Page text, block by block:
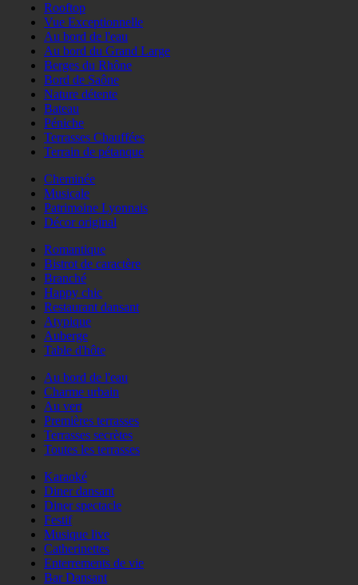
Rooftop
Vue Exceptionnelle
Au bord de l'eau
Au bord du Grand Large
Berges du Rhône
Bord de Saône
Nature détente
Bateau
Péniche
Terrasses Chauffées
Terrain de pétanque
Cheminée
Musicale
Patrimoine Lyonnais
Décor original
Romantique
Bistrot de caractère
Branché
Happy chic
Restaurant dansant
Atypique
Auberge
Table d'hôte
Au bord de l'eau
Charme urbain
Au vert
Premières terrasses
Terrasses secrètes
Toutes les terrasses
Karaoké
Diner dansant
Diner spectacle
Festif
Musique live
Catherinettes
Enterrements de vie
Bar Dansant